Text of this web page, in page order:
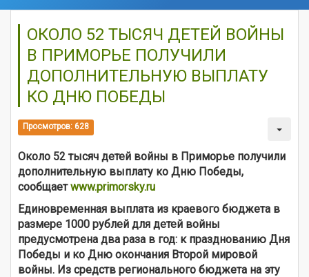
ОКОЛО 52 ТЫСЯЧ ДЕТЕЙ ВОЙНЫ
В ПРИМОРЬЕ ПОЛУЧИЛИ
ДОПОЛНИТЕЛЬНУЮ ВЫПЛАТУ
КО ДНЮ ПОБЕДЫ
Просмотров: 628
Около 52 тысяч детей войны в Приморье получили
дополнительную выплату ко Дню Победы,
сообщаетwww.primorsky.ru
Единовременная выплата из краевого бюджета в
размере 1000 рублей для детей войны
предусмотрена два раза в год: к празднованию Дня
Победы и ко Дню окончания Второй мировой
войны. Из средств регионального бюджета на эту